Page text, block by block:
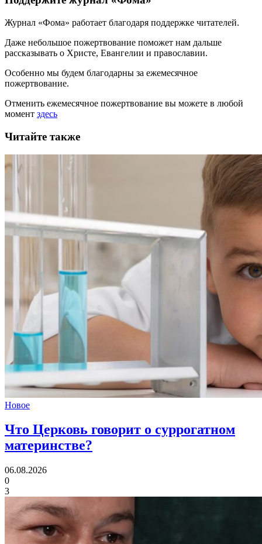
Журнал «Фома» работает благодаря поддержке читателей.
Даже небольшое пожертвование поможет нам дальше
рассказывать о Христе, Евангелии и православии.
Особенно мы будем благодарны за ежемесячное
пожертвование.
Отменить ежемесячное пожертвование вы можете в любой
момент здесь
Читайте также
Новое
Что Церковь говорит о суррогатном
материнстве?
06.08.2026
0
3